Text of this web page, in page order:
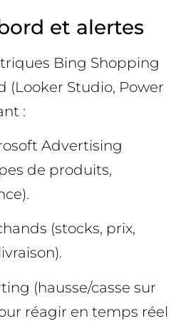
et alertes
Bing Shopping
(Looker Studio, Power
:
Advertising
de produits,
(stocks, prix,
(hausse/casse sur
réagir en temps réel